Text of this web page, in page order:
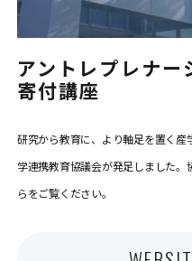
アントレプレナー
寄付講座
研究から教育に、より軸足を置く
学連携教育協議会が発足しました
らをご覧ください。